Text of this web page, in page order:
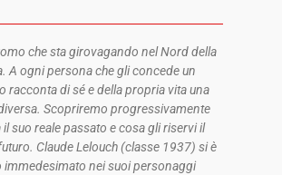
che sta girovagando nel Nord della
A ogni persona che gli concede un
racconta di sé e della propria vita una
Scopriremo progressivamente
il suo reale passato e cosa gli riservi il
Claude Lelouch (classe 1937) si è
immedesimato nei suoi personaggi